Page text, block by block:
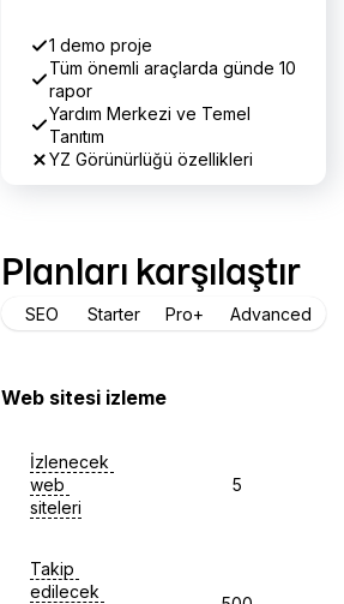
1 demo proje
Tüm önemli araçlarda günde 10
rapor
Yardım Merkezi ve Temel
Tanıtım
YZ Görünürlüğü özellikleri
Planları karşılaştır
SEO Starter Pro+ Advanced
Web sitesi izleme
İzlenecek
web
siteleri
5
Takip
edilecek